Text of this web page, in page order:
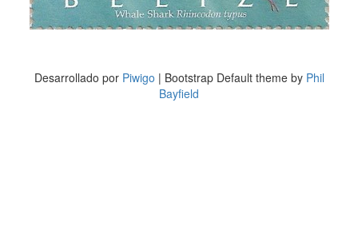
Desarrollado por Piwigo | Bootstrap Default theme by Phil
Bayfield